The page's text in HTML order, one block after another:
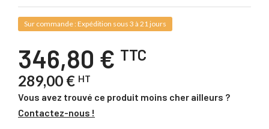
Sur commande : Expédition sous 3 à 21 jours
346,80 € TTC
289,00 € HT
Vous avez trouvé ce produit moins cher ailleurs ?
Contactez-nous !